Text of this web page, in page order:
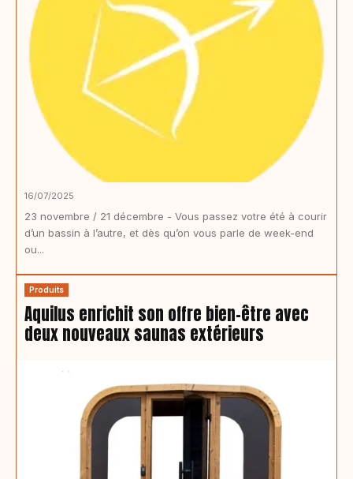
16/07/2025
23 novembre / 21 décembre - Vous passez votre été à courir
d’un bassin à l’autre, et dès qu’on vous parle de week-end
ou...
Produits
Aquilus enrichit son offre bien-être avec
deux nouveaux saunas extérieurs